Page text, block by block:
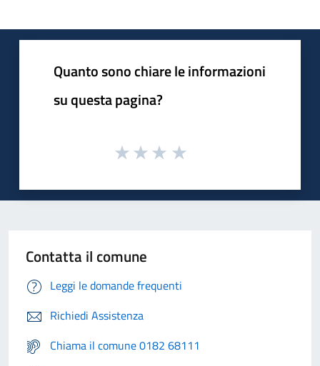
Quanto sono chiare le informazioni
su questa pagina?
Contatta il comune
Leggi le domande frequenti
Richiedi Assistenza
Chiama il comune 0182 68111